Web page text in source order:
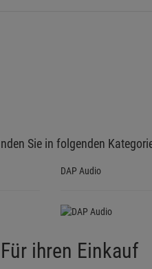
Sie in folgenden
DAP Audio
ihren Einkauf